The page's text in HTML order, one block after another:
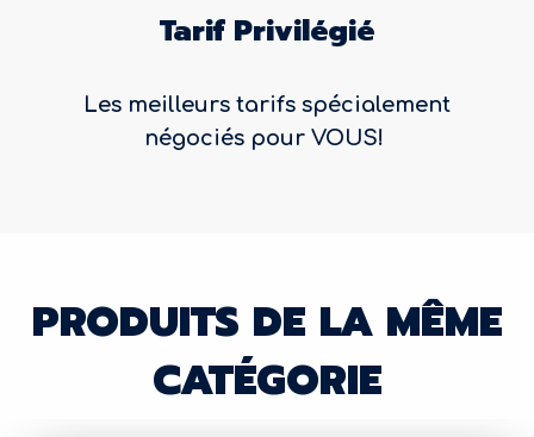
Tarif Privilégié
Les meilleurs tarifs spécialement
négociés pour VOUS!
PRODUITS DE LA MÊME
CATÉGORIE